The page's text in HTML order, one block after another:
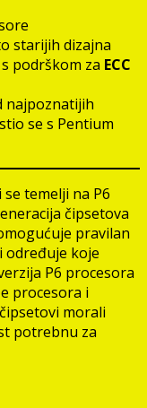
starijih dizajna
podrškom za ECC
najpoznatijih
se s Pentium
temelji na P6
čipsetova
pravilan
određuje koje
P6 procesora
procesora i
morali
potrebnu za